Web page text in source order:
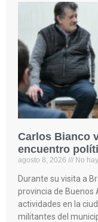
Carlos Bianco
encuentro
agosto 8, 2026 No
Durante su visita a
provincia de Buenos
actividades en la
militantes del